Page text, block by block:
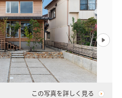
この写真を詳しく見る